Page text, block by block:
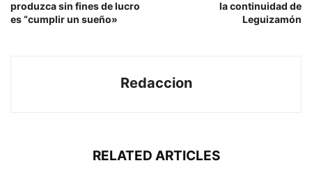
produzca sin fines de lucro
es “cumplir un sueño»
la continuidad de
Leguizamón
Redaccion
RELATED ARTICLES